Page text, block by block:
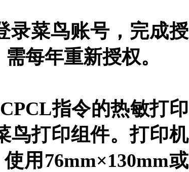
录菜鸟账号，完成授
每年重新授权。
指令的热敏打印
鸟打印组件。打印机
用76mm×130mm或